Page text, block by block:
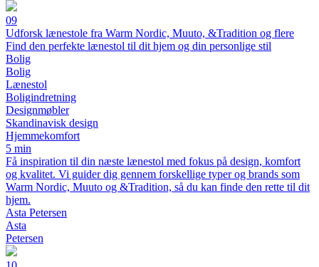
09
Udforsk lænestole fra Warm Nordic, Muuto, &Tradition og flere
Find den perfekte lænestol til dit hjem og din personlige stil
Bolig
Bolig
Lænestol
Boligindretning
Designmøbler
Skandinavisk design
Hjemmekomfort
5 min
Få inspiration til din næste lænestol med fokus på design, komfort
og kvalitet. Vi guider dig gennem forskellige typer og brands som
Warm Nordic, Muuto og &Tradition, så du kan finde den rette til dit
hjem.
Asta Petersen
Asta
Petersen